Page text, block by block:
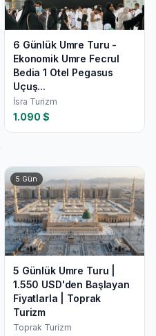
6 Günlük Umre Turu -
Ekonomik Umre Fecrul
Bedia 1 Otel Pegasus
Uçuş...
İsra Turizm
1.090 $
5 Gün
5 Günlük Umre Turu |
1.550 USD'den Başlayan
Fiyatlarla | Toprak
Turizm
Toprak Turizm